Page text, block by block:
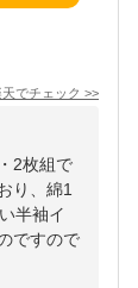
でチェック >>
2枚組で
り、綿1
半袖イ
ですので